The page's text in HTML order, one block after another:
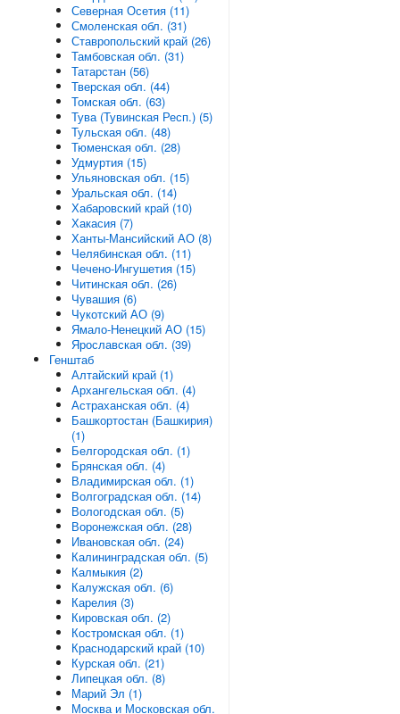
Северная Осетия (11)
Смоленская обл. (31)
Ставропольский край (26)
Тамбовская обл. (31)
Татарстан (56)
Тверская обл. (44)
Томская обл. (63)
Тува (Тувинская Респ.) (5)
Тульская обл. (48)
Тюменская обл. (28)
Удмуртия (15)
Ульяновская обл. (15)
Уральская обл. (14)
Хабаровский край (10)
Хакасия (7)
Ханты-Мансийский АО (8)
Челябинская обл. (11)
Чечено-Ингушетия (15)
Читинская обл. (26)
Чувашия (6)
Чукотский АО (9)
Ямало-Ненецкий АО (15)
Ярославская обл. (39)
Генштаб
Алтайский край (1)
Архангельская обл. (4)
Астраханская обл. (4)
Башкортостан (Башкирия)
(1)
Белгородская обл. (1)
Брянская обл. (4)
Владимирская обл. (1)
Волгоградская обл. (14)
Вологодская обл. (5)
Воронежская обл. (28)
Ивановская обл. (24)
Калининградская обл. (5)
Калмыкия (2)
Калужская обл. (6)
Карелия (3)
Кировская обл. (2)
Костромская обл. (1)
Краснодарский край (10)
Курская обл. (21)
Липецкая обл. (8)
Марий Эл (1)
Москва и Московская обл.